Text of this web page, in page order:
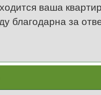
ваша
благодарна за